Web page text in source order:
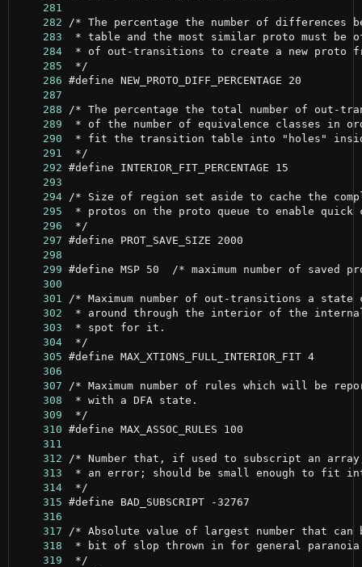
    281
    282
    283
    284
    285
    286
    287
    288
    289
    290
    291
    292
    293
    294
    295
    296
    297
    298
    299
    300
    301
    302
    303
    304
    305
#define MAX_XTIONS_FULL_INTERIOR_FIT 4
    306
    307
    308
    309
    310
    311
    312
    313
    314
    315
    316
    317
    318
    319